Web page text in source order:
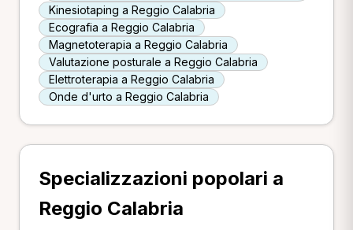
Kinesiotaping a Reggio Calabria
Ecografia a Reggio Calabria
Magnetoterapia a Reggio Calabria
Valutazione posturale a Reggio Calabria
Elettroterapia a Reggio Calabria
Onde d'urto a Reggio Calabria
Specializzazioni popolari a
Reggio Calabria